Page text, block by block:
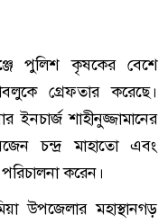
পুলিশ কৃষকের বেশে
গ্রেফতার করেছে।
শাহীনুজ্জামানের
চন্দ্র মাহাতো এবং
করেন।
উপজেলার মহাস্থানগড়